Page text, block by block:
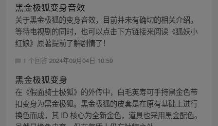
黑金极狐变身音效
关于黑金极狐的变身音效，目前并未有确切的相关介绍。
等待电视剧的同时，也可以点击下方链接来阅读《狐妖小
红娘》原著提前了解剧情了！
1 个回答 2024年09月04日 10:59
黑金极狐变身
在《假面骑士极狐》的外传中，白毛英寿可手持黑金色带
扣变身为黑金极狐。黑金极狐的皮套是在原有基础上进行
换色而成，其 ID 核心为全新金色，道具也采用黑金配色。